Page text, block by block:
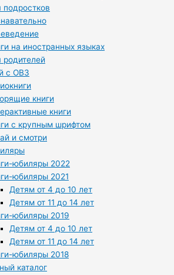
подростков
на иностранных языках
родителей
с ОВЗ
книги
книги
с крупным шрифтом
и смотри
юбиляры 2022
юбиляры 2021
Детям от 4 до 10 лет
Детям от 11 до 14 лет
юбиляры 2019
Детям от 4 до 10 лет
Детям от 11 до 14 лет
юбиляры 2018
каталог